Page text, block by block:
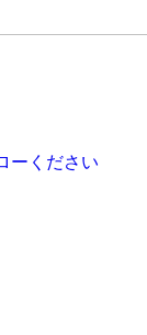
ーください